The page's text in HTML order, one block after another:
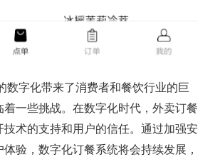
数字化带来了消费者和餐饮行业的巨
着一些挑战。在数字化时代，外卖订餐
技术的支持和用户的信任。通过加强安
验，数字化订餐系统将会持续发展，